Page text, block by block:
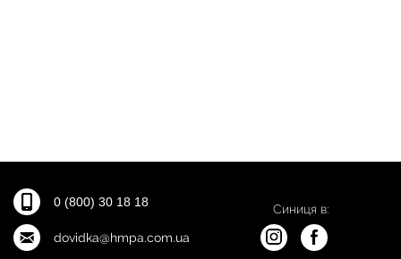
0 (800) 30 18 18
dovidka@hmpa.com.ua
Синиця в: